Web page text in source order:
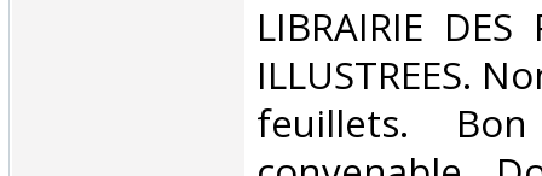
‎LIBRAIRIE DES
ILLUSTREES.
feuillets.